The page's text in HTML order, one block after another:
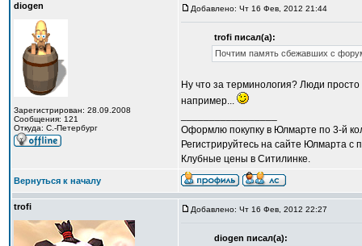
diogen
Зарегистрирован: 28.09.2008
Сообщения: 121
Откуда: С.-Петербург
Добавлено: Чт 16 Фев, 2012 21:44
trofi писал(а):
Почтим память сбежавших с
Ну что за терминология? Люди
например...
Оформлю покупку в Юлмарте по 3-й
Регистрируйтесь на сайте Юлмарта с
Клубные цены в Ситилинке.
Вернуться к началу
trofi Добавлено: Чт 16 Фев, 2012 22:27
diogen писал(а):